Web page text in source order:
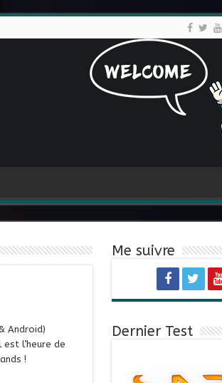
Android)
l’heure de
!
Me suivre
Dernier Test